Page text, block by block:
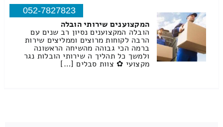
052-7827823
המקצוענים שירותי הובלה
הובלה המקצוענים נסיון רב שנים עם
הרבה לקוחות מרוצים וממליצים שירות
ברמה הכי גבוהה מהשיחה הראשונה
ולמשך כל תהליך ה שירותי הובלות נגר
מקצועי ✿ צוות סבלים […]